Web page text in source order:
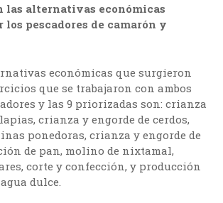
las alternativas económicas
los pescadores de camarón y
económicas que surgieron
que se trabajaron con ambos
y las 9 priorizadas son: crianza
crianza y engorde de cerdos,
ponedoras, crianza y engorde de
de pan, molino de nixtamal,
corte y confección, y producción
dulce.